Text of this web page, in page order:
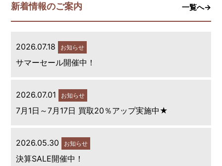
新着情報のご案内 一覧へ→
2026.07.18 お知らせ
サマーセール開催中！
2026.07.01 お知らせ
7月1日～7月17日 買取20％アップ実施中★
2026.05.30 お知らせ
決算SALE開催中！